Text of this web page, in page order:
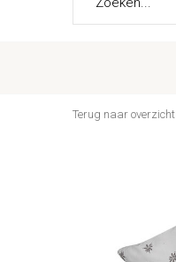
Terug naar overzicht